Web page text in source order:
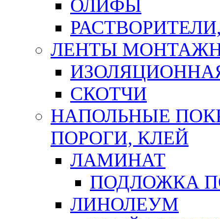
ОЛИФЫ
ЛЕНТЫ
СКОТЧИ
НАПОЛЬНЫЕ
ПОРОГИ, КЛЕЙ
ЛАМИНАТ
ПОДЛОЖКА
ЛИНОЛЕУМ